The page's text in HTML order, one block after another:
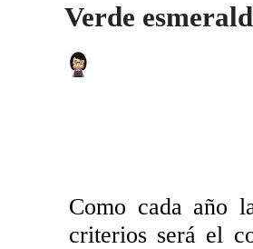
Verde
Como cada año
criterios será el